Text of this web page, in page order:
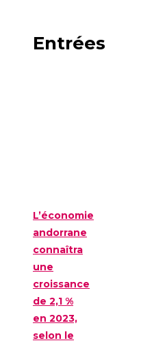
Entrées
L’économie
andorrane
connaîtra
une
croissance
de 2,1 %
en 2023,
selon le